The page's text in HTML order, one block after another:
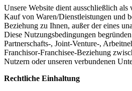
Unsere Website dient ausschließlich
Kauf von Waren/Dienstleistungen und
Beziehung zu Ihnen, außer der eines
Diese Nutzungsbedingungen
Partnerschafts-, Joint-Venture-,
Franchisor-Franchisee-Beziehung
Nutzern oder unseren verbundenen
Rechtliche Einhaltung